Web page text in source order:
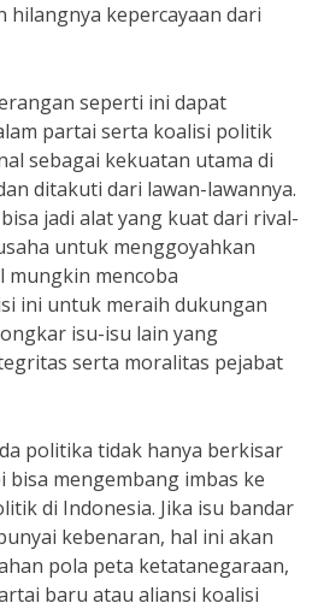
hilangnya kepercayaan dari
seperti ini dapat
partai serta koalisi politik
sebagai kekuatan utama di
ditakuti dari lawan-lawannya.
jadi alat yang kuat dari rival-
untuk menggoyahkan
mungkin mencoba
ini untuk meraih dukungan
isu-isu lain yang
serta moralitas pejabat
politika tidak hanya berkisar
bisa mengembang imbas ke
di Indonesia. Jika isu bandar
kebenaran, hal ini akan
pola peta ketatanegaraan,
baru atau aliansi koalisi